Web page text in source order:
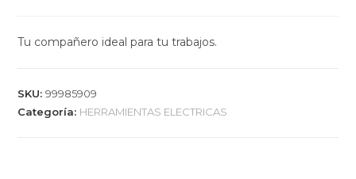
Tu compañero ideal para tu trabajos.
SKU:99985909
Categoría: HERRAMIENTAS ELECTRICAS